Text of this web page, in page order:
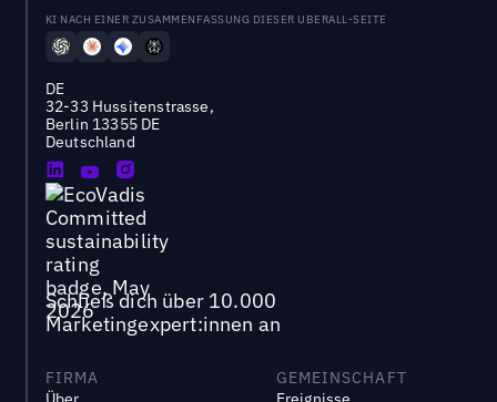
KI NACH EINER ZUSAMMENFASSUNG DIESER UBERALL-SEITE
DE
32-33 Hussitenstrasse,
Berlin 13355 DE
Deutschland
Schließ dich über 10.000
Marketingexpert:innen an
FIRMA
GEMEINSCHAFT